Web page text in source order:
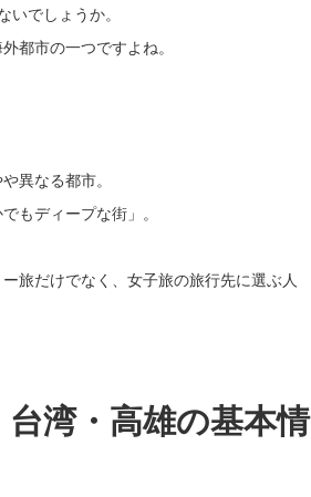
でしょうか。
都市の一つですよね。
異なる都市。
もディープな街」。
旅だけでなく、女子旅の旅行先に選ぶ人
湾・高雄の基本情